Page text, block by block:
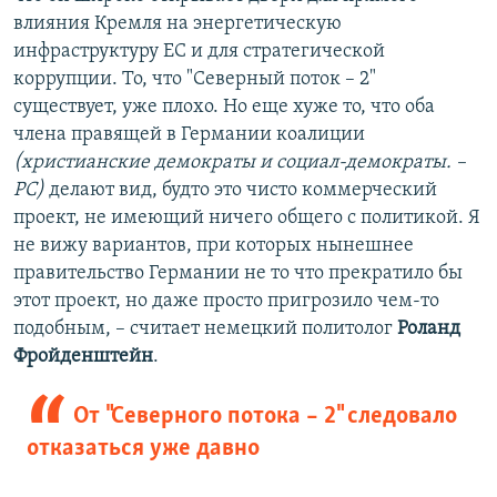
влияния Кремля на энергетическую
инфраструктуру ЕС и для стратегической
коррупции. То, что "Северный поток – 2"
существует, уже плохо. Но еще хуже то, что оба
члена правящей в Германии коалиции
(христианские демократы и социал-демократы. –
РС) делают вид, будто это чисто коммерческий
проект, не имеющий ничего общего с политикой. Я
не вижу вариантов, при которых нынешнее
правительство Германии не то что прекратило бы
этот проект, но даже просто пригрозило чем-то
подобным, – считает немецкий политолог Роланд
Фройденштейн.
От "Северного потока – 2" следовало
отказаться уже давно